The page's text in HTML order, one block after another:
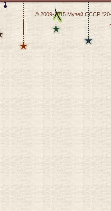
© 2009-2015 Музей СССР